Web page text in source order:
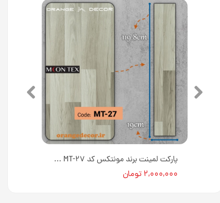
پارکت لمینت برند مونتکس کد MT-۲۷ عرض ۱۹ سانت
۲,۰۰۰,۰۰۰ تومان